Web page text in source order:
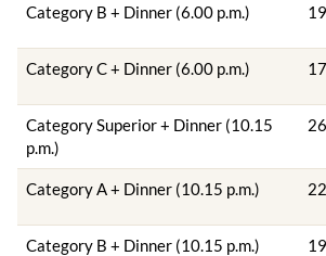
Category B + Dinner (6.00 p.m.)
Category C + Dinner (6.00 p.m.)
Category Superior + Dinner (10.15
p.m.)
Category A + Dinner (10.15 p.m.)
Category B + Dinner (10.15 p.m.)